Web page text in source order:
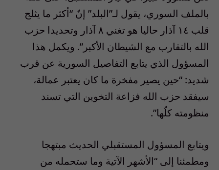
بالملف السوري، يقول لـ”البلد” إنّ “أكثر ما يثلج
قلب ١٤ آذار حاليا هو تغني ٨ آذار وتحديدا حزب
الله بالتقارب مع الشيطان الأكبر”. ويكمل هذا
المسؤول الذي يتابع التفاصيل السورية عن قرب
شديد: “حين يصير مفخرة ما كان يعتبر عمالة،
سيفقد حزب الله فزاعة التخوين التي تسند
منظومته كلّها”.
ويتابع المسؤول المستقبلي الحديث مبتهجا
ومطمئنا إلى “الأشهر الآتية وما ستحمله من